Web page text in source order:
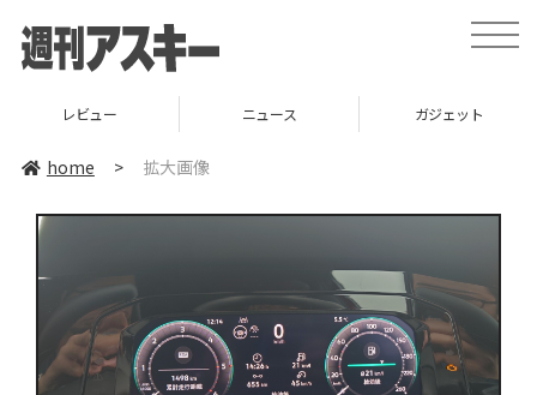
toggle
レビュー ニュース ガジェット
home > 拡大画像